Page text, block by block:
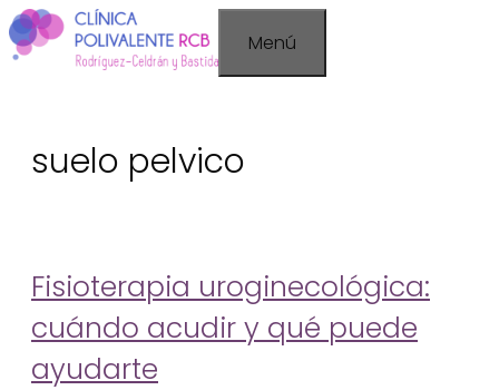
Saltar
al
contenido
Menú
suelo pelvico
Fisioterapia uroginecológica:
cuándo acudir y qué puede
ayudarte